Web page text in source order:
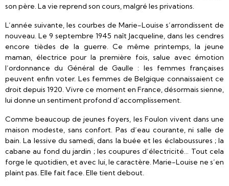
son père. La vie reprend son cours, malgré les privations.
L’année suivante, les courbes de Marie-Louise s’arrondissent de
nouveau. Le 9 septembre 1945 naît Jacqueline, dans les cendres
encore tièdes de la guerre. Ce même printemps, la jeune
maman, électrice pour la première fois, salue avec émotion
l’ordonnance du Général de Gaulle : les femmes françaises
peuvent enfin voter. Les femmes de Belgique connaissaient ce
droit depuis 1920. Vivre ce moment en France, désormais sienne,
lui donne un sentiment profond d’accomplissement.
Comme beaucoup de jeunes foyers, les Foulon vivent dans une
maison modeste, sans confort. Pas d’eau courante, ni salle de
bain. La lessive du samedi, dans la buée et les éclaboussures ; la
cabane au fond du jardin ; les coupures d’électricité… Tout cela
forge le quotidien, et avec lui, le caractère. Marie-Louise ne s’en
plaint pas. Elle fait face. Elle tient debout.